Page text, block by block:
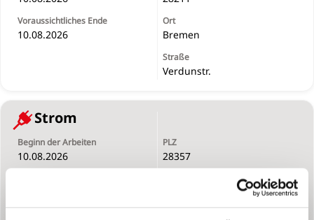
10.08.2026 Bremen
Verdunstr.
Strom
10.08.2026 28357